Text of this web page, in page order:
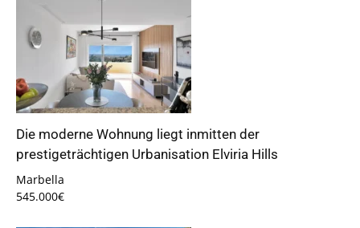
Die moderne Wohnung liegt inmitten der
prestigeträchtigen Urbanisation Elviria Hills
Marbella
545.000€